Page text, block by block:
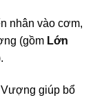
nhân vào cơm,
(gồm Lớn
giúp bổ